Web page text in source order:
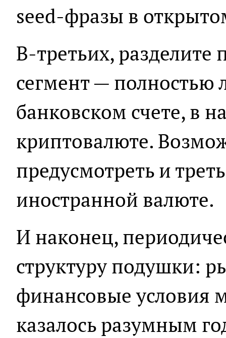
seed-фразы в
В-третьих,
сегмент — полностью
банковском счете, в
криптовалюте.
предусмотреть и
иностранной валюте.
И наконец,
структуру подушки:
финансовые условия
казалось разумным